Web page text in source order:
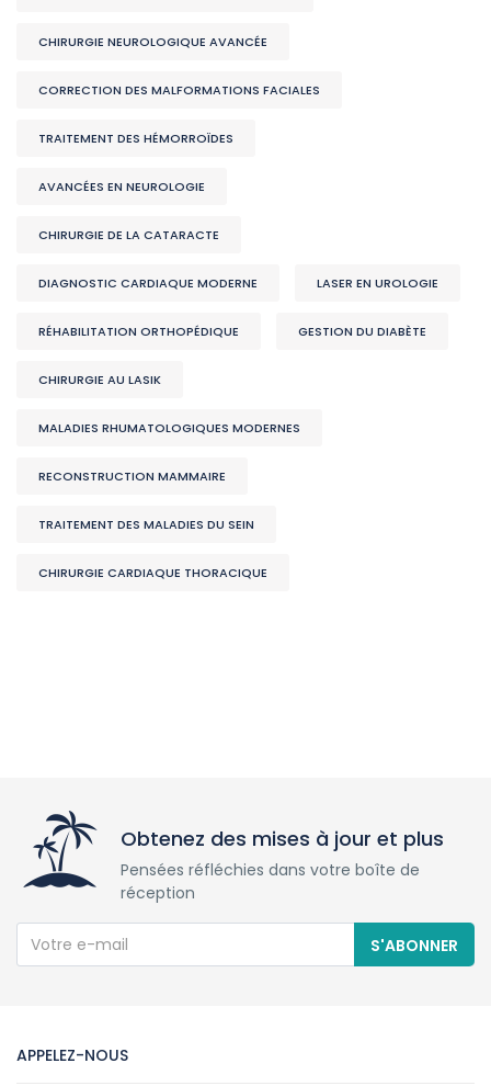
CHIRURGIE NEUROLOGIQUE AVANCÉE
CORRECTION DES MALFORMATIONS FACIALES
TRAITEMENT DES HÉMORROÏDES
AVANCÉES EN NEUROLOGIE
CHIRURGIE DE LA CATARACTE
DIAGNOSTIC CARDIAQUE MODERNE LASER EN UROLOGIE
RÉHABILITATION ORTHOPÉDIQUE GESTION DU DIABÈTE
CHIRURGIE AU LASIK
MALADIES RHUMATOLOGIQUES MODERNES
RECONSTRUCTION MAMMAIRE
TRAITEMENT DES MALADIES DU SEIN
CHIRURGIE CARDIAQUE THORACIQUE
Obtenez des mises à jour et plus
Pensées réfléchies dans votre boîte de
réception
S'ABONNER
APPELEZ-NOUS